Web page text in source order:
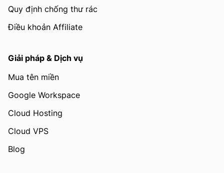
Quy định chống thư rác
Điều khoản Affiliate
Giải pháp & Dịch vụ
Mua tên miền
Google Workspace
Cloud Hosting
Cloud VPS
Blog